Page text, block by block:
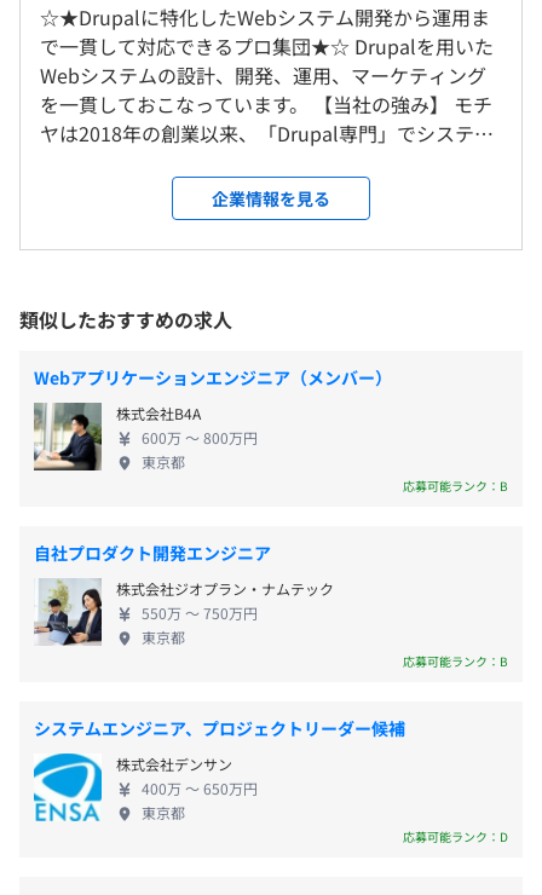
■01：キックオフ／ヒアリング
ZoomやGoogleMeetなどのオンラインツールにて、初回
ます。
くお伺いします。
■02：外部設計書／要件仕様書作成
RFPやヒアリング内容をもとに、要件仕様書、設計書を作
成します。RFPの提出がない場合、こちらで作成すること
仕様書と設計書のレビュー・読み合わせをおこない、要件
を一つずつ確認します。
齟齬が出ないよう、修正とレビューを繰り返し、承認が出
たのちにシステム開発を開始します。
要件仕様書／外部設計書をもとに、WBSを作成、スケジ
ュールとリソースの調整をおこないます。
■04：Drupal開発（システム開発）
要件仕様書／外部設計書をもとに、Drupalの開発をおこ
フルリモート勤務OKです
就業場所の変更範囲
＜雇入時＞
東京オフィス、岡山オフィス、自宅
会社の定める場所（テレワークを行う場所を含む）
・従業員に対する受動喫煙対策：あり
対策内容：屋内禁煙
JR・都営浅草線「五反田駅」より徒歩5分
9：45 ～ 18：45（実働8時間）
休憩時間：60分
平均残業時間：平均20-25時間／月
・完全週休2日制（土日）
・有給休暇(入社時に 10 日間)
・年間休日120日以上
・年末年始休暇
・夏季休暇（有給休暇利用、連続5日間）
・慶弔休暇
・育児休暇
・介護休暇
交通費支給あり（上限30,000円／月 ※当社規定による）
昇給査定：年2回（4月・10月）
☆★Drupalに特化したWebシステム開発から運用ま
で一貫して対応できるプロ集団★☆ Drupalを用いた
Webシステムの設計、開発、運用、マーケティング
を一貫しておこなっています。 【当社の強み】 モチ
ヤは2018年の創業以来、「Drupal専門」でシステム
力に自信があります。多言語サイト、高トラフィック
サイト、アクセス権限が複雑なイントラサイトなど
大規模案件の構築実績に加えて、インフラとサーバ
一貫したサポートを行っているスペシャリストの集
団です。 【Drupalについて】 Drupal（ドゥルーパ
ル/ドルーパル）は、オープンソース・ソフトウェア
として開発されている無料で利用できるCMSです。
元々エンタープライズや大規模サイトでの利用を想
定して開発されているため、大量のアクセスに強い
という特徴を持っていて、継続的に明確なアップデ
る高いセキュリティや、多言語対応機能やヘッドレ
スCMS対応などの最新Web技術を取り入れて日々進
化しています。 モジュールと呼ばれる拡張機能を使
った柔軟な機能構築が可能な点なども併せて、グロ
ーバル企業、政府、高等教育機関、NGOで幅広く導
（アプリケーション開発）を行い、その開発したア
プリケーションが最高のパフォーマンスを発揮で
き、高トラフィックに対応し落ちないよう設計した
インフラに乗せ、ご提供します。
企業情報を見る
類似したおすすめの求人
Webアプリケーションエンジニア（メンバー）
株式会社B4A
600万 〜 800万円
東京都
応募可能ランク：B
自社プロダクト開発エンジニア
株式会社ジオプラン・ナムテック
550万 〜 750万円
東京都
応募可能ランク：B
システムエンジニア、プロジェクトリーダー候補
株式会社デンサン
400万 〜 650万円
東京都
応募可能ランク：D